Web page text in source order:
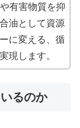
有害物質を抑
油として資源
に変える、循
現します。
るのか